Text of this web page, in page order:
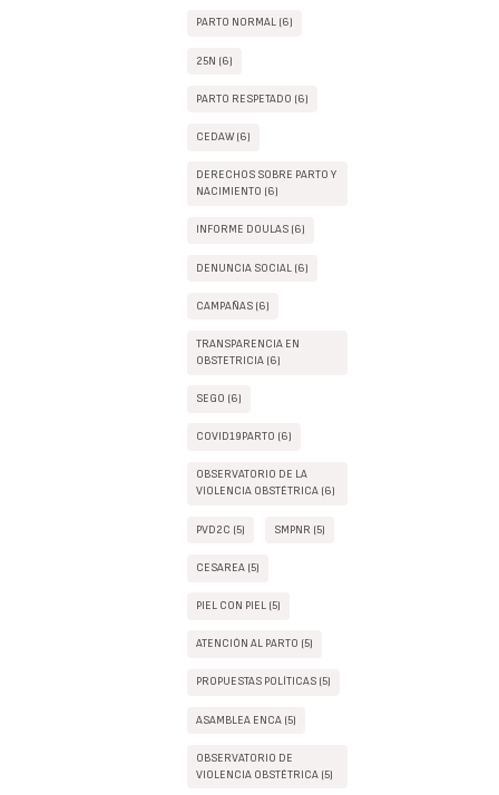
PARTO NORMAL (6)
25N (6)
PARTO RESPETADO (6)
CEDAW (6)
DERECHOS SOBRE PARTO Y
NACIMIENTO (6)
INFORME DOULAS (6)
DENUNCIA SOCIAL (6)
CAMPAÑAS (6)
TRANSPARENCIA EN
OBSTETRICIA (6)
SEGO (6)
COVID19PARTO (6)
OBSERVATORIO DE LA
VIOLENCIA OBSTÉTRICA (6)
PVD2C (5) SMPNR (5)
CESAREA (5)
PIEL CON PIEL (5)
ATENCIÓN AL PARTO (5)
PROPUESTAS POLÍTICAS (5)
ASAMBLEA ENCA (5)
OBSERVATORIO DE
VIOLENCIA OBSTÉTRICA (5)